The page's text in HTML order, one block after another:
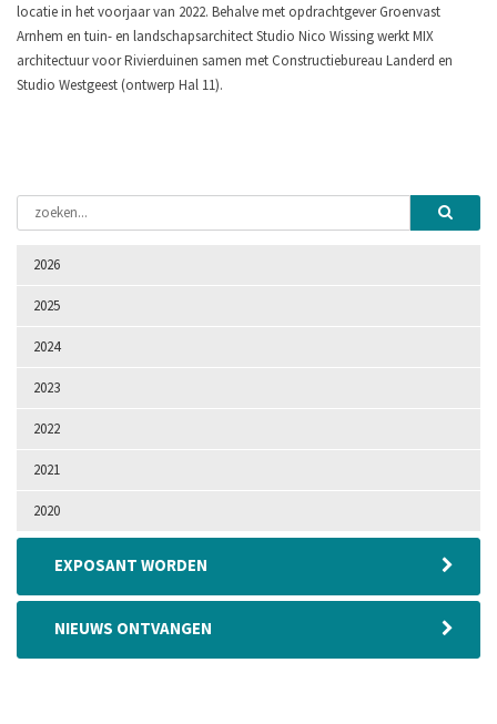
2026
2025
2024
2023
2022
2021
2020
EXPOSANT WORDEN
NIEUWS ONTVANGEN
locatie in het voorjaar van 2022. Behalve met opdrachtgever Groenvast
Arnhem en tuin- en landschapsarchitect Studio Nico Wissing werkt MIX
architectuur voor Rivierduinen samen met Constructiebureau Landerd en
Studio Westgeest (ontwerp Hal 11).